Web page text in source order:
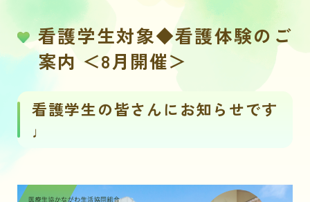
看護学生対象◆看護体験のご
案内 ＜8月開催＞
看護学生の皆さんにお知らせです
♩